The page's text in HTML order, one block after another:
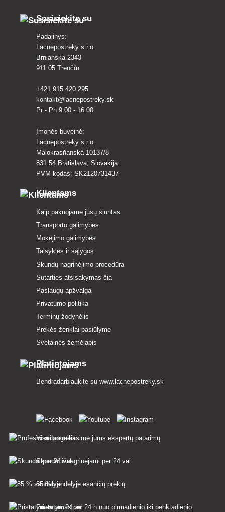
Susisiekite su
Padalinys:
Lacnepostreky s.r.o.
Brnianska 2343
911 05 Trenčín
+421 915 420 295
kontakt@lacnepostreky.sk
Pr - Pn 9:00 - 16:00
Įmonės buveinė:
Lacnepostreky s.r.o.
Malokrasňanská 10137/8
831 54 Bratislava, Slovakija
PVM kodas: SK2120731437
Klientams
Kaip pakuojame jūsų siuntas
Transporto galimybės
Mokėjimo galimybės
Taisyklės ir sąlygos
Skundų nagrinėjimo procedūra
Sutarties atsisakymas čia
Paslaugų apžvalga
Privatumo politika
Terminų žodynėlis
Prekės ženklai pasiūlyme
Svetainės žemėlapis
Platintojams
Bendradarbiaukite su www.lacnepostreky.sk
Visada suteiksime jums ekspertų patarimų
Skundai išnagrinėjami per 24 val
85 % sandėlyje esančių prekių
Pristatymas per 24 h nuo pirmadienio iki penktadienio